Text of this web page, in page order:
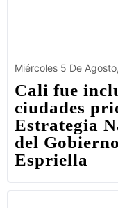
Miércoles 5 De
Cali fue
ciudades
Estrategia
del
Espriella